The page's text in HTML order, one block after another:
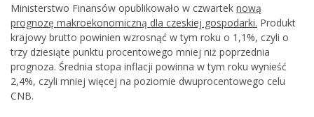
Ministerstwo Finansów opublikowało w czwartek nową
prognozę makroekonomiczną dla czeskiej gospodarki. Produkt
krajowy brutto powinien wzrosnąć w tym roku o 1,1%, czyli o
trzy dziesiąte punktu procentowego mniej niż poprzednia
prognoza. Średnia stopa inflacji powinna w tym roku wynieść
2,4%, czyli mniej więcej na poziomie dwuprocentowego celu
CNB.